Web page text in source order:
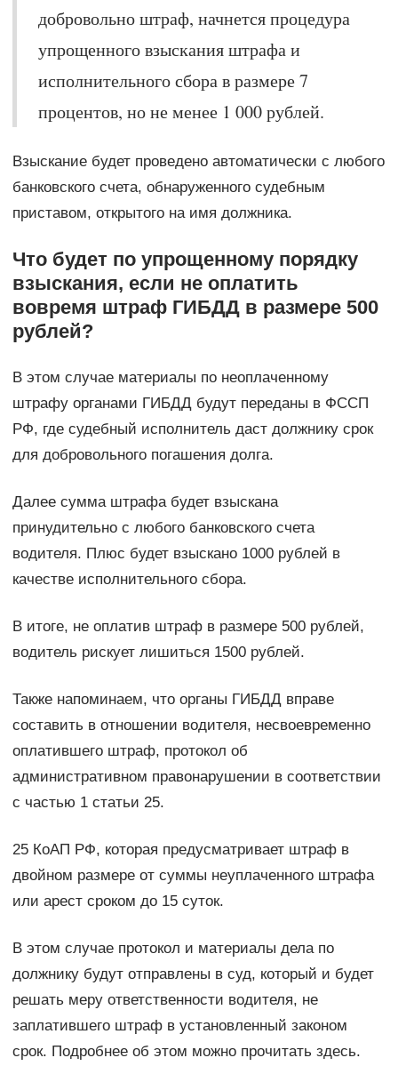
добровольно штраф, начнется процедура
упрощенного взыскания штрафа и
исполнительного сбора в размере 7
процентов, но не менее 1 000 рублей.
Взыскание будет проведено автоматически с любого
банковского счета, обнаруженного судебным
приставом, открытого на имя должника.
Что будет по упрощенному порядку
взыскания, если не оплатить
вовремя штраф ГИБДД в размере 500
рублей?
В этом случае материалы по неоплаченному
штрафу органами ГИБДД будут переданы в ФССП
РФ, где судебный исполнитель даст должнику срок
для добровольного погашения долга.
Далее сумма штрафа будет взыскана
принудительно с любого банковского счета
водителя. Плюс будет взыскано 1000 рублей в
качестве исполнительного сбора.
В итоге, не оплатив штраф в размере 500 рублей,
водитель рискует лишиться 1500 рублей.
Также напоминаем, что органы ГИБДД вправе
составить в отношении водителя, несвоевременно
оплатившего штраф, протокол об
административном правонарушении в соответствии
с частью 1 статьи 25.
25 КоАП РФ, которая предусматривает штраф в
двойном размере от суммы неуплаченного штрафа
или арест сроком до 15 суток.
В этом случае протокол и материалы дела по
должнику будут отправлены в суд, который и будет
решать меру ответственности водителя, не
заплатившего штраф в установленный законом
срок. Подробнее об этом можно прочитать здесь.